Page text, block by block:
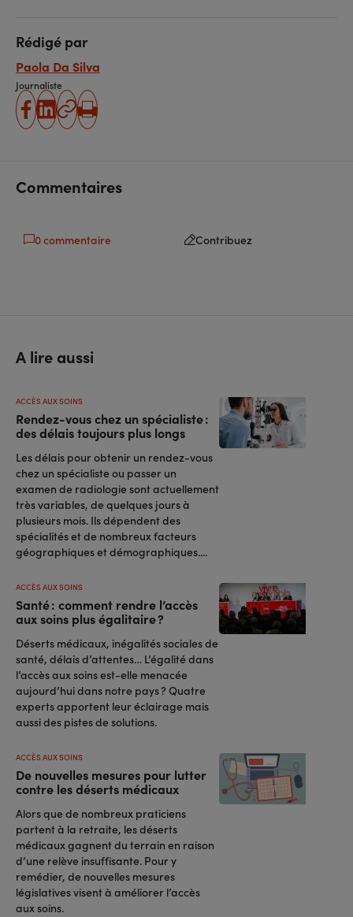
Rédigé par
Paola Da Silva
Journaliste
partager
partager
Copier
Imprimer
Commentaires
0 commentaire Contribuez
A lire aussi
Rendez-vous chez un spécialiste :
des délais toujours plus longs
ACCÈS AUX SOINS
Les délais pour obtenir un rendez-vous
chez un spécialiste ou passer un
examen de radiologie sont actuellement
très variables, de quelques jours à
plusieurs mois. Ils dépendent des
spécialités et de nombreux facteurs
géographiques et démographiques....
Santé : comment rendre l’accès
aux soins plus égalitaire ?
ACCÈS AUX SOINS
Déserts médicaux, inégalités sociales de
santé, délais d’attentes… L’égalité dans
l’accès aux soins est-elle menacée
aujourd’hui dans notre pays ? Quatre
experts apportent leur éclairage mais
aussi des pistes de solutions.
De nouvelles mesures pour lutter
contre les déserts médicaux
ACCÈS AUX SOINS
Alors que de nombreux praticiens
partent à la retraite, les déserts
médicaux gagnent du terrain en raison
d’une relève insuffisante. Pour y
remédier, de nouvelles mesures
législatives visent à améliorer l’accès
aux soins.